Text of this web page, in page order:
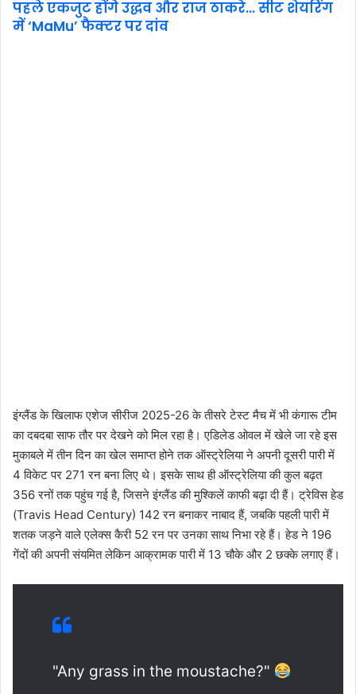
पहले एकजुट होंगे उद्धव और राज ठाकरे… सीट शेयरिंग
में ‘MaMu’ फैक्टर पर दांव
इंग्लैंड के खिलाफ एशेज सीरीज 2025-26 के तीसरे टेस्ट मैच में भी कंगारू टीम
का दबदबा साफ तौर पर देखने को मिल रहा है। एडिलेड ओवल में खेले जा रहे इस
मुकाबले में तीन दिन का खेल समाप्त होने तक ऑस्ट्रेलिया ने अपनी दूसरी पारी में
4 विकेट पर 271 रन बना लिए थे। इसके साथ ही ऑस्ट्रेलिया की कुल बढ़त
356 रनों तक पहुंच गई है, जिसने इंग्लैंड की मुश्किलें काफी बढ़ा दी हैं। ट्रेविस हेड
(Travis Head Century) 142 रन बनाकर नाबाद हैं, जबकि पहली पारी में
शतक जड़ने वाले एलेक्स कैरी 52 रन पर उनका साथ निभा रहे हैं। हेड ने 196
गेंदों की अपनी संयमित लेकिन आक्रामक पारी में 13 चौके और 2 छक्के लगाए हैं।
"Any grass in the moustache?"